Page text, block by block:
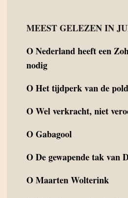
MEEST GELEZEN IN
ONederland heeft een
nodig
OHet tijdperk van de
OWel verkracht, niet
OGabagool
ODe gewapende tak van
OMaarten Wolterink